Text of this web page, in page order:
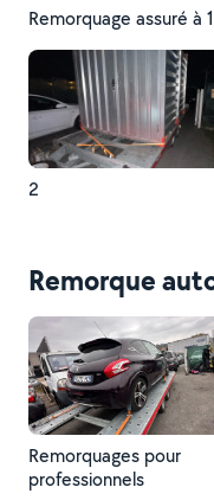
Remorquage assuré à
2
Remorque
Remorquages pour
professionnels